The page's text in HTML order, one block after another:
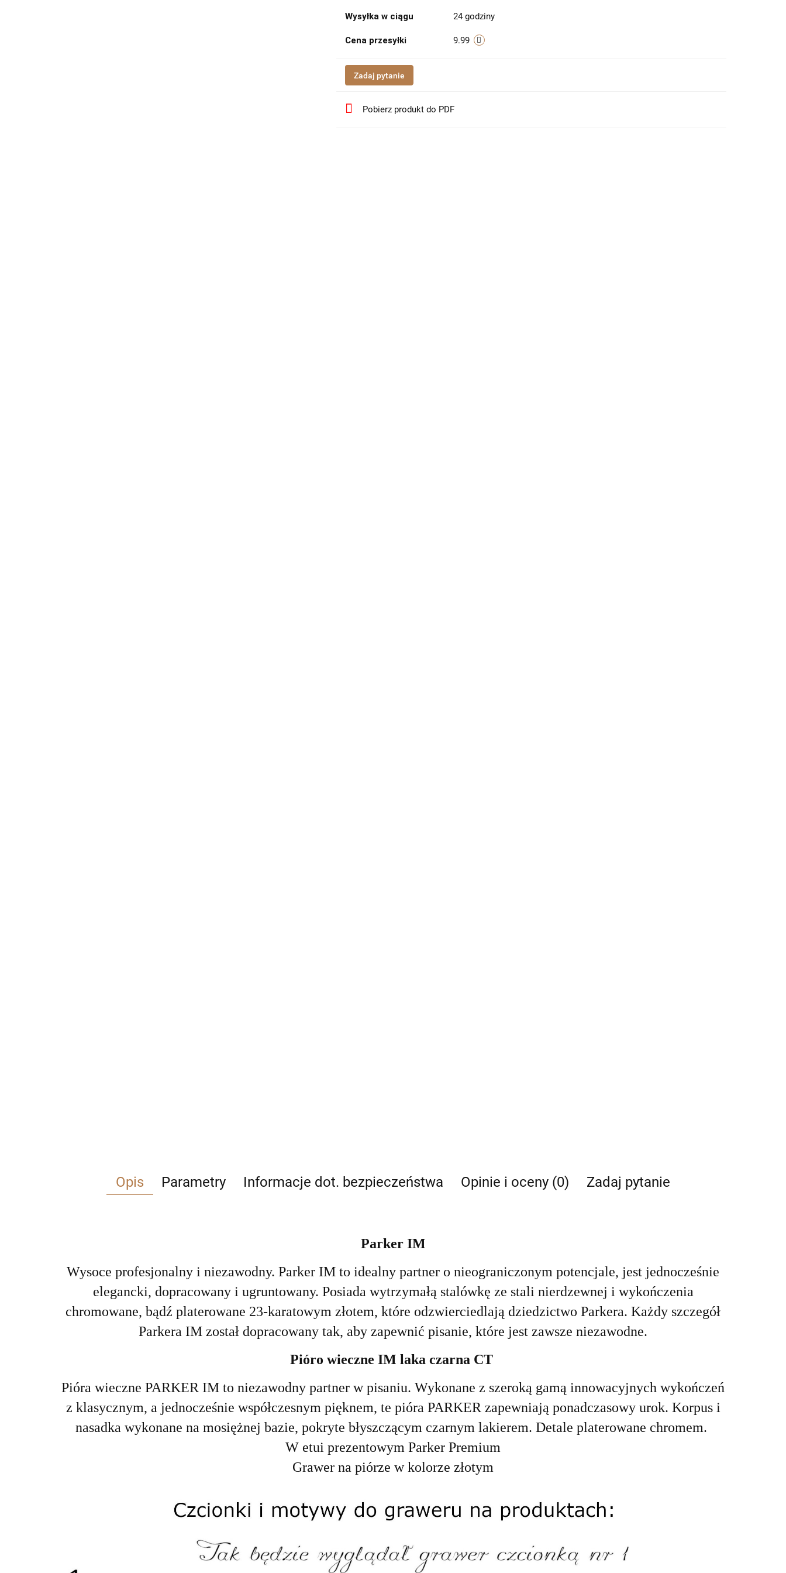
Wysyłka w ciągu 24 godziny
Cena przesyłki 9.99
Zadaj pytanie
Pobierz produkt do PDF
Opis Parametry Informacje dot. bezpieczeństwa Opinie i oceny (0) Zadaj pytanie
Parker IM
Wysoce profesjonalny i niezawodny. Parker IM to idealny partner o nieograniczonym potencjale, jest jednocześnie
elegancki, dopracowany i ugruntowany. Posiada wytrzymałą stalówkę ze stali nierdzewnej i wykończenia
chromowane, bądź platerowane 23-karatowym złotem, które odzwierciedlają dziedzictwo Parkera. Każdy szczegół
Parkera IM został dopracowany tak, aby zapewnić pisanie, które jest zawsze niezawodne.
Pióro wieczne IM laka czarna CT
Pióra wieczne PARKER IM to niezawodny partner w pisaniu. Wykonane z szeroką gamą innowacyjnych wykończeń
z klasycznym, a jednocześnie współczesnym pięknem, te pióra PARKER zapewniają ponadczasowy urok. Korpus i
nasadka wykonane na mosiężnej bazie, pokryte błyszczącym czarnym lakierem. Detale platerowane chromem.
W etui prezentowym Parker Premium
Grawer na piórze w kolorze złotym